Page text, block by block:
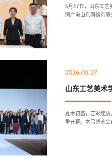
5月27日，山东工艺
国广电山东网络有
2026.05.27
山东工艺美术
夏木初盛，艺彩绽
重开幕。本届博览会